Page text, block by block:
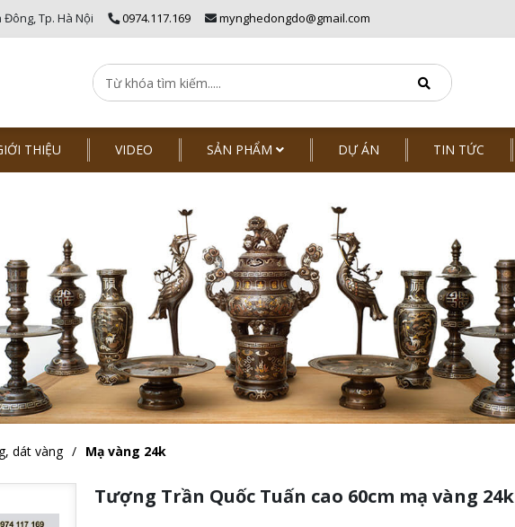
Đông, Tp. Hà Nội 0974.117.169 mynghedongdo@gmail.com
THIỆU VIDEO SẢN PHẨM DỰ ÁN TIN TỨC
dát vàng Mạ vàng 24k
Tượng Trần Quốc Tuấn cao 60cm mạ vàng 24k